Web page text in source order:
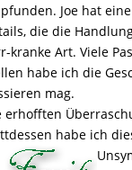
Joe hat
die die
kranke Art. Viele
habe ich die
mag.
erhofften
habe ich